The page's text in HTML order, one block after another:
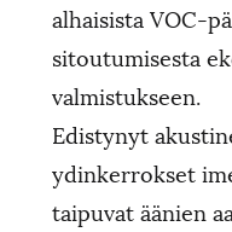
alhaisista VOC-
sitoutumisesta
valmistukseen.
Edistynyt
ydinkerrokset
taipuvat äänien